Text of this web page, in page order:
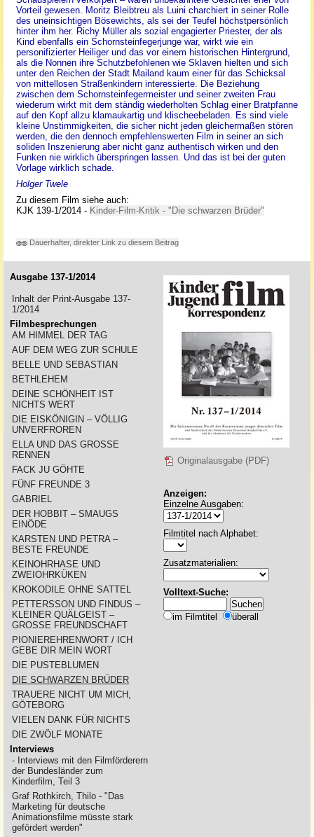
Vorteil gewesen. Moritz Bleibtreu als Luini charchiert in seiner Rolle
des uneinsichtigen Bösewichts, als sei der Teufel höchstpersönlich
hinter ihm her. Richy Müller als sozial engagierter Priester, der als
Kind ebenfalls ein Schornsteinfegerjunge war, wirkt wie ein
personifizierter Heiliger und das vor einem historischen Hintergrund,
als die Nonnen ihre Schutzbefohlenen wie Sklaven hielten und sich
unter den Reichen der Stadt Mailand kaum einer für das Schicksal
von mittellosen Straßenkindern interessierte. Die Beziehung
zwischen dem Schornsteinfegermeister und seiner zweiten Frau
wiederum wirkt mit dem ständig wiederholten Schlag einer Bratpfanne
auf den Kopf allzu klamaukartig und klischeebeladen. Es sind viele
kleine Unstimmigkeiten, die sicher nicht jeden gleichermaßen stören
werden, die den dennoch empfehlenswerten Film in seiner an sich
soliden Inszenierung aber nicht ganz authentisch wirken und den
Funken nie wirklich überspringen lassen. Und das ist bei der guten
Vorlage wirklich schade.
Holger Twele
Zu diesem Film siehe auch:
KJK 139-1/2014 - Kinder-Film-Kritik - "Die schwarzen Brüder"
Dauerhafter, direkter Link zu diesem Beitrag
Ausgabe 137-1/2014
Inhalt der Print-Ausgabe 137-
1/2014
Filmbesprechungen
AM HIMMEL DER TAG
AUF DEM WEG ZUR SCHULE
BELLE UND SEBASTIAN
BETHLEHEM
DEINE SCHÖNHEIT IST
NICHTS WERT
DIE EISKÖNIGIN – VÖLLIG
UNVERFROREN
ELLA UND DAS GROSSE
RENNEN
FACK JU GÖHTE
FÜNF FREUNDE 3
GABRIEL
DER HOBBIT – SMAUGS
EINÖDE
KARSTEN UND PETRA –
BESTE FREUNDE
KEINOHRHASE UND
ZWEIOHRKÜKEN
KROKODILE OHNE SATTEL
PETTERSSON UND FINDUS –
KLEINER QUÄLGEIST –
GROSSE FREUNDSCHAFT
PIONIEREHRENWORT / ICH
GEBE DIR MEIN WORT
DIE PUSTEBLUMEN
DIE SCHWARZEN BRÜDER
TRAUERE NICHT UM MICH,
GÖTEBORG
VIELEN DANK FÜR NICHTS
DIE ZWÖLF MONATE
Interviews
- Interviews mit den Filmförderern
der Bundesländer zum
Kinderfilm, Teil 3
Graf Rothkirch, Thilo - "Das
Marketing für deutsche
Animationsfilme müsste stark
gefördert werden"
Originalausgabe (PDF)
Anzeigen:
Einzelne Ausgaben:
Filmtitel nach Alphabet:
Zusatzmaterialien:
Volltext-Suche:
im Filmtitel überall